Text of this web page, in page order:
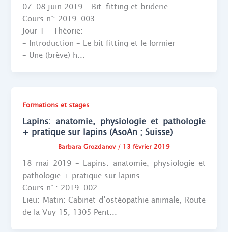
07-08 juin 2019 – Bit-fitting et briderie
Cours n°: 2019-003
Jour 1 – Théorie:
– Introduction – Le bit fitting et le lormier
– Une (brève) h...
Formations et stages
Lapins: anatomie, physiologie et pathologie
+ pratique sur lapins (AsoAn ; Suisse)
Barbara Grozdanov/ 13 février 2019
18 mai 2019 – Lapins: anatomie, physiologie et
pathologie + pratique sur lapins
Cours n° : 2019-002
Lieu: Matin: Cabinet d’ostéopathie animale, Route
de la Vuy 15, 1305 Pent...